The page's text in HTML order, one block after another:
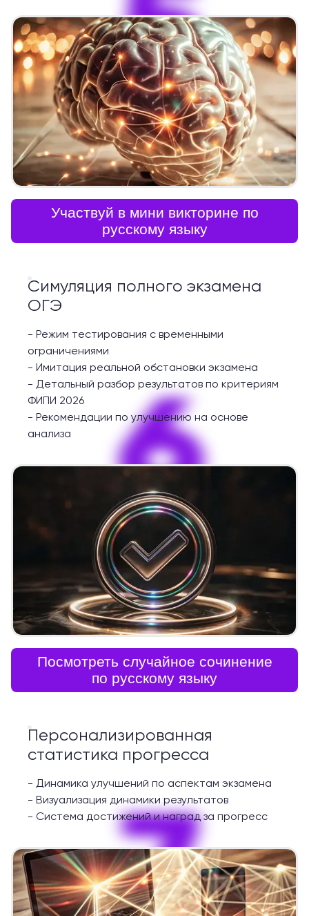
Участвуй в мини викторине по
русскому языку
6
Симуляция полного экзамена
ОГЭ
- Режим тестирования с временными
ограничениями
- Имитация реальной обстановки экзамена
- Детальный разбор результатов по критериям
ФИПИ 2026
- Рекомендации по улучшению на основе
анализа
Посмотреть случайное сочинение
по русскому языку
7
Персонализированная
статистика прогресса
- Динамика улучшений по аспектам экзамена
- Визуализация динамики результатов
- Система достижений и наград за прогресс